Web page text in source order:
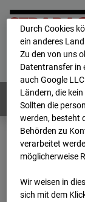
Home E-Mail
Deutsch /
Webcams:
Home
BC-170
2026
07
Durch Cookies
ein anderes
Zu den von uns
Datentransfer in
auch Google
Ländern, die
Sollten die
werden, besteht
Behörden zu
verarbeitet
möglicherweise
Wir weisen in
sich mit dem